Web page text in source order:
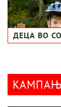
ДЕЦА ВО